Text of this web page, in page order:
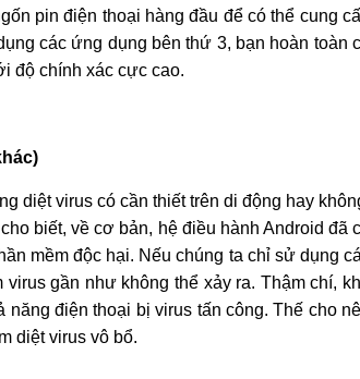
pin điện thoại hàng đầu để có thể cung
các ứng dụng bên thứ 3, bạn hoàn toàn
độ chính xác cực cao.
diệt virus có cần thiết trên di động hay
biết, về cơ bản, hệ điều hành Android đã
mềm độc hại. Nếu chúng ta chỉ sử dụng
gần như không thể xảy ra. Thậm chí,
điện thoại bị virus tấn công. Thế cho
diệt virus vô bổ.